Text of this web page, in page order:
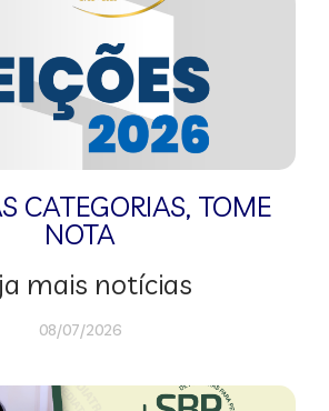
CATEGORIAS, TOME
NOTA
mais notícias
08/07/2026